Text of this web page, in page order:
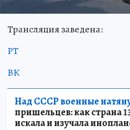
Трансляция заведена:
РТ
ВК
Над СССР военные
пришельцев: как страна
искала и изучала